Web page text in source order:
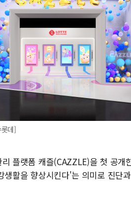
데]
플랫폼 캐즐(CAZZLE)을 첫 공개
활을 향상시킨다'는 의미로 진단